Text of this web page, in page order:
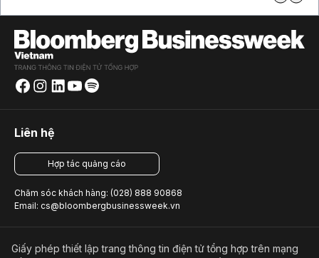
Liên hệ
Hợp tác quảng cáo
Chăm sóc khách hàng: (028) 888 90868
Email: cs@bloombergbusinessweek.vn
Giấy phép thiết lập trang thông tin điện tử tổng hợp trên mạng